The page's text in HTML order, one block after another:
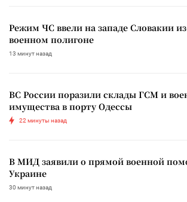
Режим ЧС ввели на западе Словакии
военном полигоне
13 минут назад
ВС России поразили склады ГСМ и
имущества в порту Одессы
22 минуты назад
В МИД заявили о прямой военной
Украине
30 минут назад